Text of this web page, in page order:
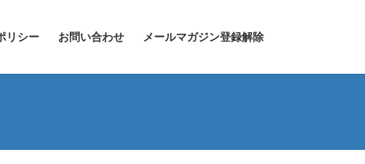
リシー お問い合わせ メールマガジン登録解除